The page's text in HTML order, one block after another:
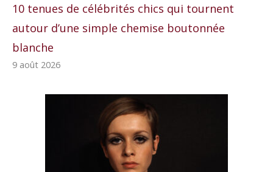
10 tenues de célébrités chics qui tournent
autour d’une simple chemise boutonnée
blanche
9 août 2026